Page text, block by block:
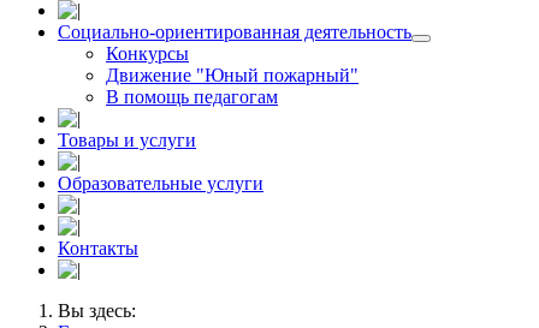
Социально-ориентированная деятельность
Конкурсы
Движение "Юный пожарный"
В помощь педагогам
Товары и услуги
Образовательные услуги
Контакты
Вы здесь: